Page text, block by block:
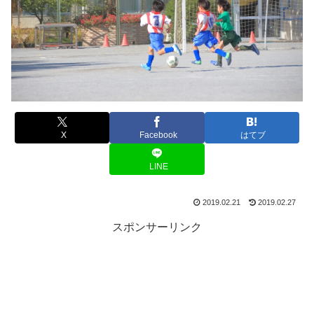
X Facebook はてブ
LINE
2019.02.21 2019.02.27
スポンサーリンク